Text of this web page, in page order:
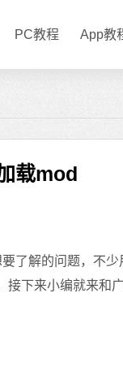
PC教程 App教
载mod
了解的问题，不少
接下来小编就来和